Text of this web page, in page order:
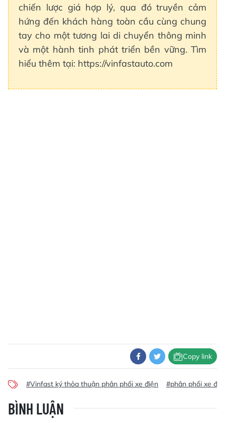
chiến lược giá hợp lý, qua đó truyền cảm
hứng đến khách hàng toàn cầu cùng chung
tay cho một tương lai di chuyển thông minh
và một hành tinh phát triển bền vững. Tìm
hiểu thêm tại: https://vinfastauto.com
Copy link
#Vinfast ký thỏa thuận phân phối xe điện #phân phối xe
BÌNH LUẬN